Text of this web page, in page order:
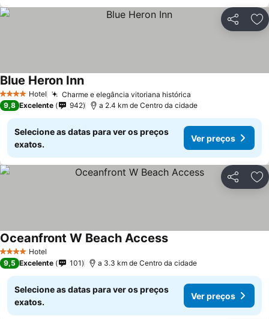
Partilhar
4 EstrelasHotel Charme e elegância vitoriana histórica
Blue Heron Inn
9,8 Excelente 942 a 2.4 km de Centro da cidade
Selecione as datas para ver os preços
exatos.
Ver preços
Partilhar
4 EstrelasHotel
Oceanfront W Beach Access
9,5 Excelente 101 a 3.3 km de Centro da cidade
Selecione as datas para ver os preços
exatos.
Ver preços